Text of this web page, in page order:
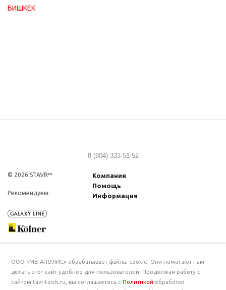
БИШКЕК
8 (804) 333-51-52
© 2026 STAVR™
Рекомендуем:
Компания
Помощь
Информация
ООО «МЕГАПОЛИС» обрабатывает файлы cookie. Они помогают нам
делать этот сайт удобнее для пользователей. Продолжая работу с
сайтом tavr-tools.ru, вы соглашаетесь сПолитикой обработки